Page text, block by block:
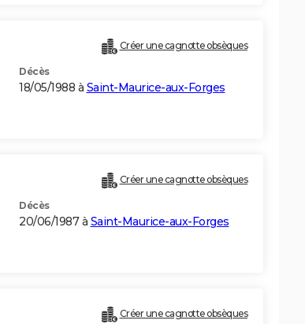
Créer une cagnotte obsèques
Décès
18/05/1988 à Saint-Maurice-aux-Forges
Créer une cagnotte obsèques
Décès
20/06/1987 à Saint-Maurice-aux-Forges
Créer une cagnotte obsèques